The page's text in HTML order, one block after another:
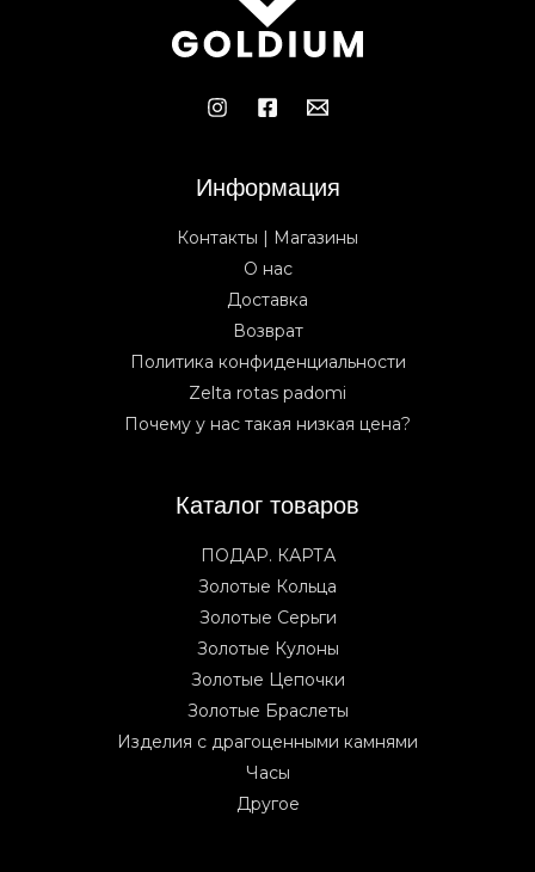
Информация
Контакты | Магазины
О нас
Доставка
Возврат
Политика конфиденциальности
Zelta rotas padomi
Почему у нас такая низкая цена?
Каталог товаров
ПОДАР. КАРТА
Золотые Кольца
Золотые Серьги
Золотые Кулоны
Золотые Цепочки
Золотые Браслеты
Изделия с драгоценными камнями
Часы
Другое